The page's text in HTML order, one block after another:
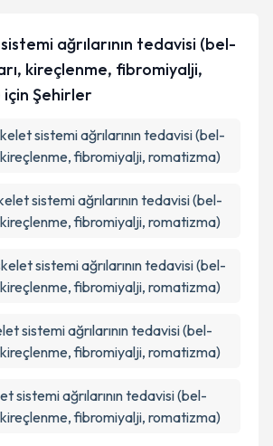
ağrılarının tedavisi (bel-
kireçlenme, fibromiyalji,
için Şehirler
sistemi ağrılarının tedavisi (bel-
kireçlenme, fibromiyalji, romatizma)
sistemi ağrılarının tedavisi (bel-
kireçlenme, fibromiyalji, romatizma)
sistemi ağrılarının tedavisi (bel-
kireçlenme, fibromiyalji, romatizma)
sistemi ağrılarının tedavisi (bel-
kireçlenme, fibromiyalji, romatizma)
sistemi ağrılarının tedavisi (bel-
kireçlenme, fibromiyalji, romatizma)